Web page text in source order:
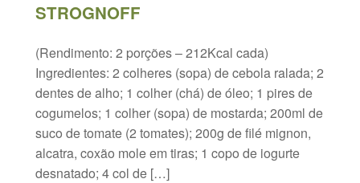
STROGNOFF
(Rendimento: 2 porções – 212Kcal cada)
Ingredientes: 2 colheres (sopa) de cebola ralada; 2
dentes de alho; 1 colher (chá) de óleo; 1 pires de
cogumelos; 1 colher (sopa) de mostarda; 200ml de
suco de tomate (2 tomates); 200g de filé mignon,
alcatra, coxão mole em tiras; 1 copo de iogurte
desnatado; 4 col de […]